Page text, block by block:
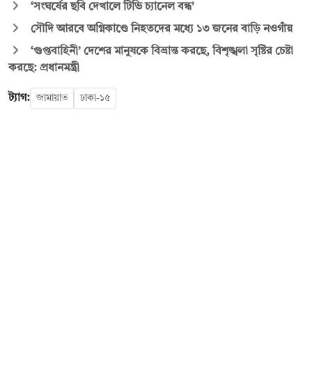
‘সংঘর্ষের ছবি দেখালে টিভি চ্যানেল বন্ধ’
সৌদি আরবে অগ্নিকাণ্ডে নিহতদের মধ্যে ১৩ জনের বাড়ি নওগাঁয়
‘গুপ্তবাহিনী’ দেশের মানুষকে বিভ্রান্ত করছে, বিশৃঙ্খলা সৃষ্টির চেষ্টা
করছে: প্রধানমন্ত্রী
ট্যাগ: জামায়াত ঢাকা-১৫